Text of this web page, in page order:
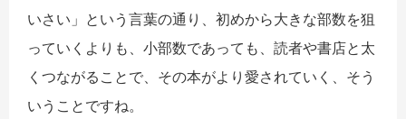
いさい」という言葉の通り、初めから大きな部数を狙
っていくよりも、小部数であっても、読者や書店と太
くつながることで、その本がより愛されていく、そう
いうことですね。